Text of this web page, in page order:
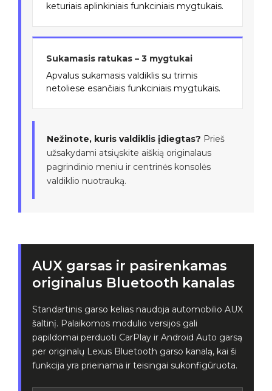
keturiais aplinkiniais funkciniais mygtukais.
Sukamasis ratukas – 3 mygtukai
Apvalus sukamasis valdiklis su trimis
netoliese esančiais funkciniais mygtukais.
Nežinote, kuris valdiklis įdiegtas? Prieš
užsakydami atsiųskite aiškią originalaus
pagrindinio meniu ir centrinės konsolės
valdiklio nuotrauką.
AUX garsas ir pasirenkamas
originalus Bluetooth kanalas
Standartinis garso kelias naudoja automobilio AUX
šaltinį. Palaikomos modulio versijos gali
papildomai perduoti CarPlay ir Android Auto garsą
per originalų Lexus Bluetooth garso kanalą, kai ši
funkcija yra prieinama ir teisingai sukonfigūruota.